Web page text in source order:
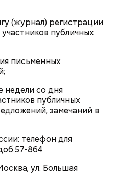
(журнал) регистрации
публичных
письменных
недели со дня
публичных
замечаний в
телефон для
864
ул. Большая
заменят все
обустроят пандусы,
отделку, устроят
разборки
и покрасят